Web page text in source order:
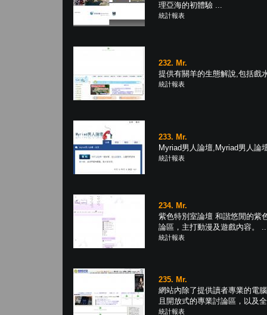
理亞海的初體驗 ...
統計報表
232. Mr.
提供有關羊的生態解說,包括戲
統計報表
233. Mr.
Myriad男人論壇,Myriad男人論
統計報表
234. Mr.
紫色特別室論壇 和諧悠閒的紫
論區，主打動漫及遊戲內容。
統計報表
235. Mr.
網站內除了提供讀者專業的電
且開放式的專業討論區，以及
統計報表